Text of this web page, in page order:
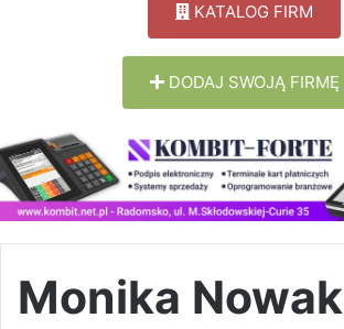
KATALOG FIRM
DODAJ SWOJĄ FIRMĘ
Monika Nowak